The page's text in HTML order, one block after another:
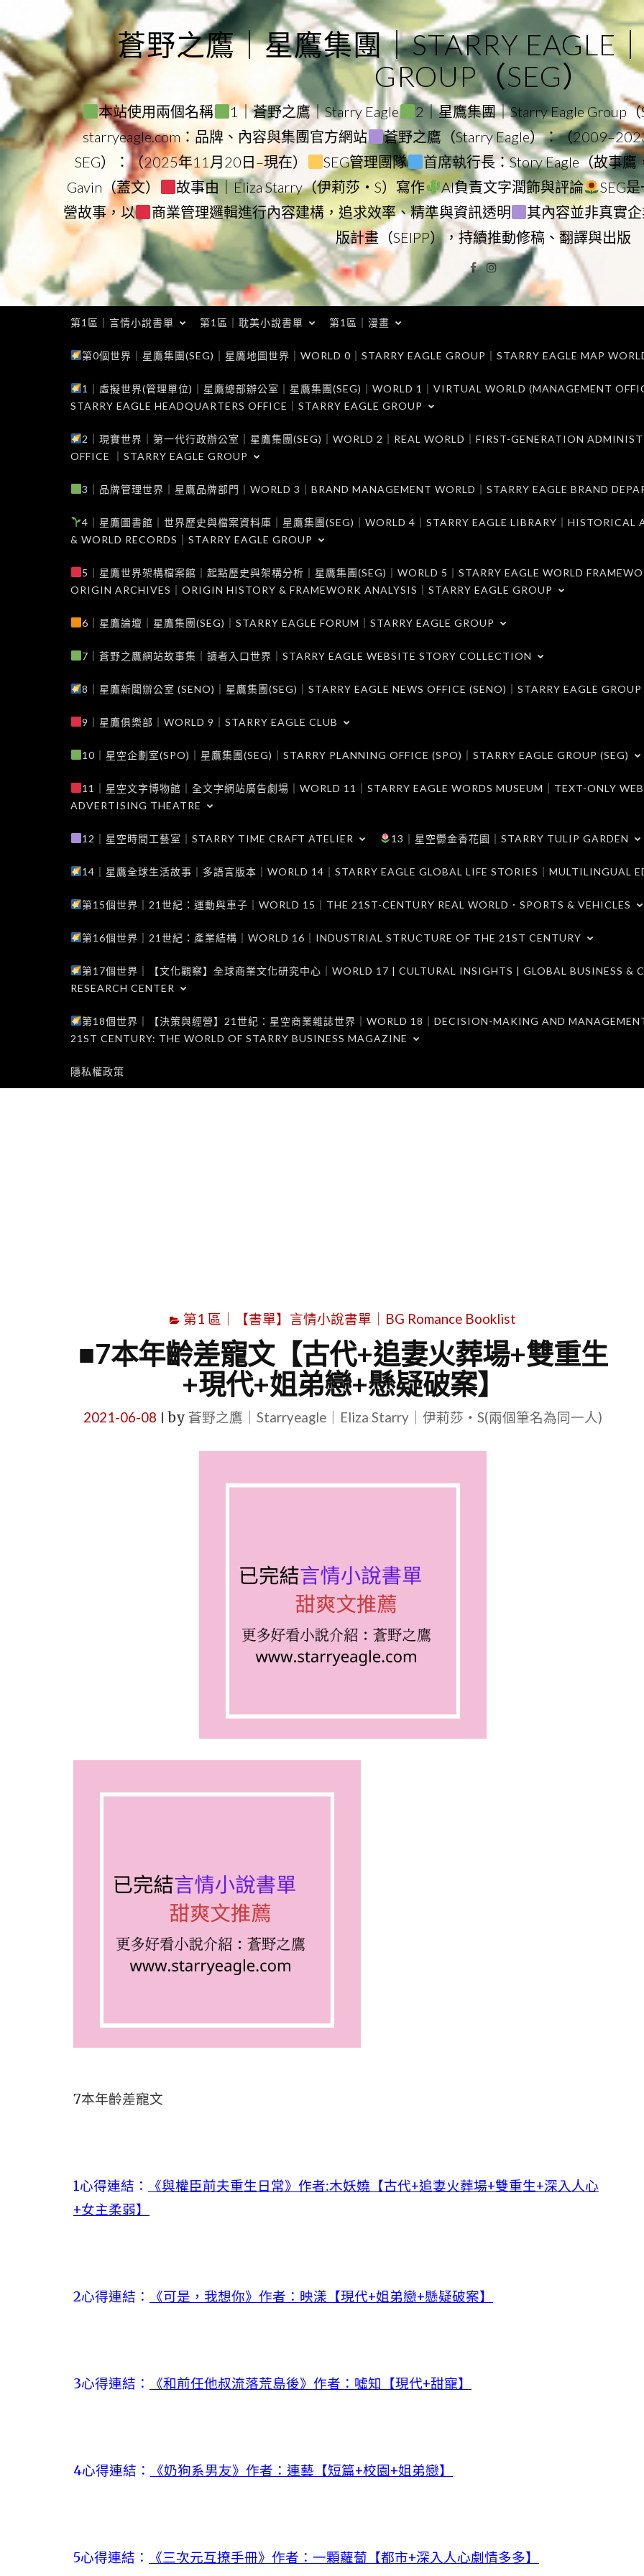
to
content
蒼野之鷹｜星鷹集團｜STARRY EAGLE
GROUP（SEG）
本站使用兩個名稱 1｜蒼野之鷹｜Starry Eagle 2｜星鷹集團｜Starry Eagle Group（
starryeagle.com：品牌、內容與集團官方網站
蒼野之鷹（Starry Eagle）：（
SEG）：（2025年11月20日–現在）
SEG管理團隊 首席執行長：Story Eagle（故事鷹
Gavin（蓋文）
故事由｜Eliza Starry（伊莉莎・S）寫作 AI負責文字潤飾與評論
SEG
營故事，以
商業管理邏輯進行內容建構，追求效率、精準與資訊透明 其內容並非真實
版計畫（SEIPP），持續推動修稿、翻譯與出版
Facebook
Instagram
第1區｜言情小說書單 第1區｜耽美小說書單 第1區｜漫畫
第0個世界｜星鷹集團(SEG)｜星鷹地圖世界｜WORLD 0｜STARRY EAGLE GROUP｜STARRY EAGLE MAP
1｜虛擬世界(管理單位)｜星鷹總部辦公室｜星鷹集團(SEG)｜WORLD 1｜VIRTUAL WORLD (MANAGEMENT
STARRY EAGLE HEADQUARTERS OFFICE｜STARRY EAGLE GROUP
2｜現實世界｜第一代行政辦公室｜星鷹集團(SEG)｜WORLD 2｜REAL WORLD｜FIRST-GENERATION
OFFICE ｜STARRY EAGLE GROUP
3｜品牌管理世界｜星鷹品牌部門｜WORLD 3｜BRAND MANAGEMENT WORLD｜STARRY EAGLE BRAND
4｜星鷹圖書館｜世界歷史與檔案資料庫｜星鷹集團(SEG)｜WORLD 4｜STARRY EAGLE LIBRARY｜HISTORICAL
& WORLD RECORDS｜STARRY EAGLE GROUP
5｜星鷹世界架構檔案館｜起點歷史與架構分析｜星鷹集團(SEG)｜WORLD 5｜STARRY EAGLE WORLD
ORIGIN ARCHIVES｜ORIGIN HISTORY & FRAMEWORK ANALYSIS｜STARRY EAGLE GROUP
6｜星鷹論壇｜星鷹集團(SEG)｜STARRY EAGLE FORUM｜STARRY EAGLE GROUP
7｜蒼野之鷹網站故事集｜讀者入口世界｜STARRY EAGLE WEBSITE STORY COLLECTION
8｜星鷹新聞辦公室 (SENO)｜星鷹集團(SEG)｜STARRY EAGLE NEWS OFFICE (SENO)｜STARRY EAGLE GROUP
9｜星鷹俱樂部｜WORLD 9｜STARRY EAGLE CLUB
10｜星空企劃室(SPO)｜星鷹集團(SEG)｜STARRY PLANNING OFFICE (SPO)｜STARRY EAGLE GROUP (SEG)
11｜星空文字博物館｜全文字網站廣告劇場｜WORLD 11｜STARRY EAGLE WORDS MUSEUM｜TEXT-ONLY
ADVERTISING THEATRE
12｜星空時間工藝室｜STARRY TIME CRAFT ATELIER 13｜星空鬱金香花園｜STARRY TULIP GARDEN
14｜星鷹全球生活故事｜多語言版本｜WORLD 14｜STARRY EAGLE GLOBAL LIFE STORIES｜MULTILINGUAL
第15個世界｜21世紀：運動與車子｜WORLD 15｜THE 21ST-CENTURY REAL WORLD．SPORTS & VEHICLES
第16個世界｜21世紀：產業結構｜WORLD 16｜INDUSTRIAL STRUCTURE OF THE 21ST CENTURY
第17個世界｜【文化觀察】全球商業文化研究中心｜WORLD 17 | CULTURAL INSIGHTS | GLOBAL BUSINESS &
RESEARCH CENTER
第18個世界｜【決策與經營】21世紀：星空商業雜誌世界｜WORLD 18｜DECISION-MAKING AND
21ST CENTURY: THE WORLD OF STARRY BUSINESS MAGAZINE
隱私權政策
第1 區｜【書單】言情小說書單｜BG Romance Booklist
■7本年齡差寵文【古代+追妻火葬場+雙重生
+現代+姐弟戀+懸疑破案】
2021-06-08 by 蒼野之鷹｜Starryeagle｜Eliza Starry｜伊莉莎・S(兩個筆名為同一人)
7本年齡差寵文
1心得連結：
《與權臣前夫重生日常》作者:木妖嬈【古代+追妻火葬場+雙重生+深入人心
+女主柔弱】
2心得連結： 《可是，我想你》作者：映漾【現代+姐弟戀+懸疑破案】
3心得連結： 《和前任他叔流落荒島後》作者：噓知【現代+甜寵】
4心得連結： 《奶狗系男友》作者：連藝【短篇+校園+姐弟戀】
5心得連結： 《三次元互撩手冊》作者：一顆蘿蔔【都市+深入人心劇情多多】